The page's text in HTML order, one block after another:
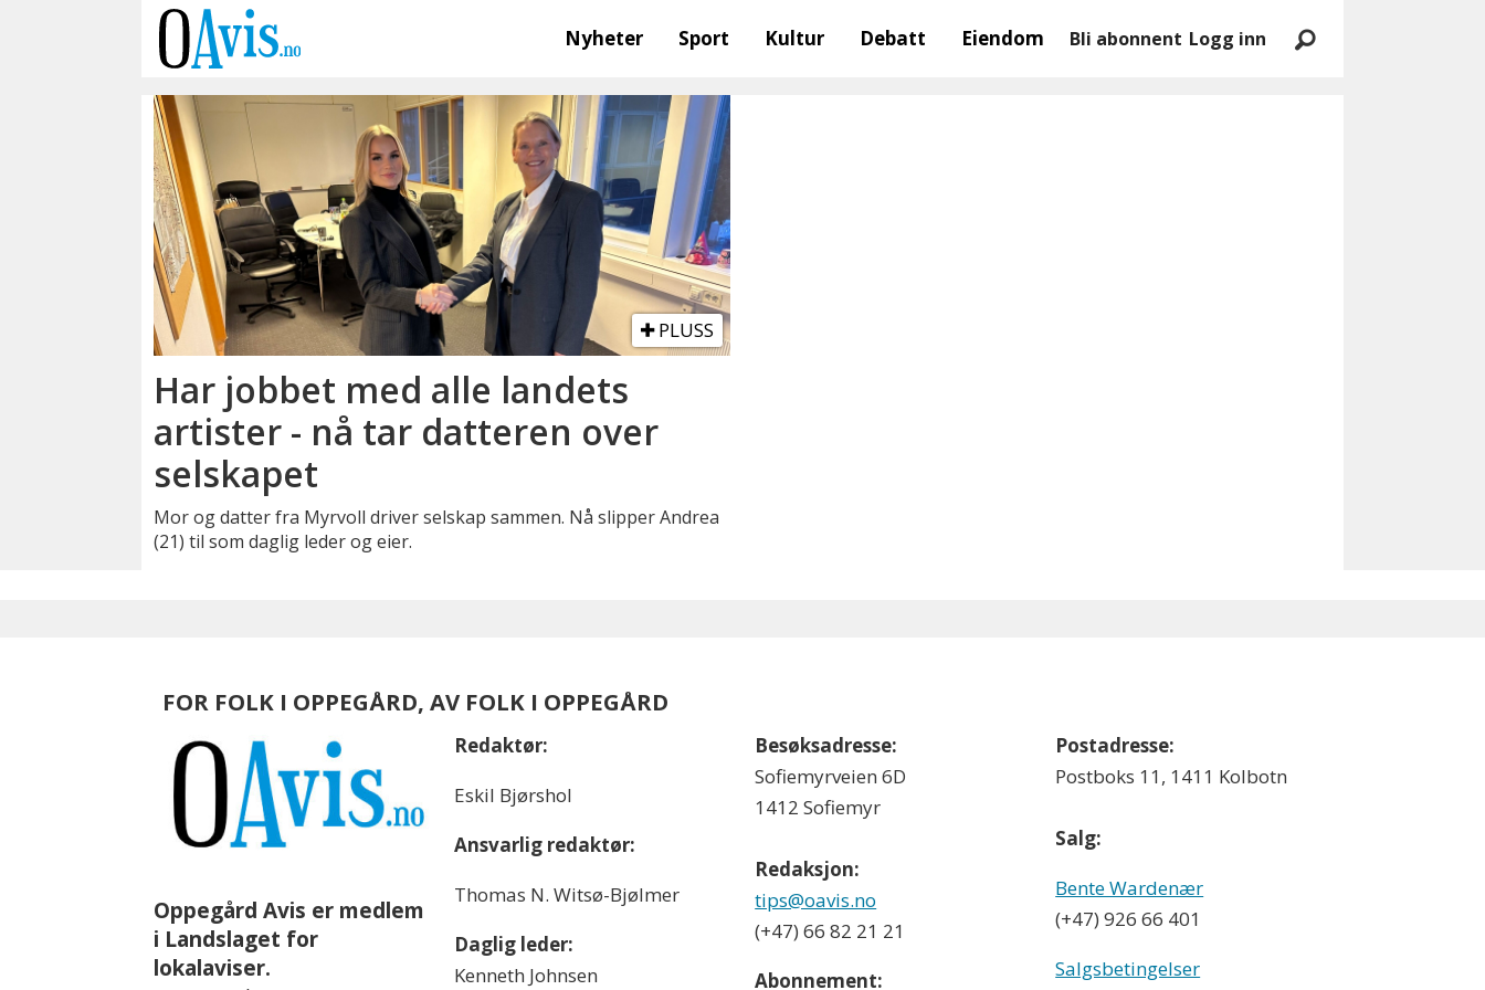
Nyheter Sport Kultur Debatt Eiendom Bli abonnent Logg inn
PLUSS
Har jobbet med alle landets
artister - nå tar datteren over
selskapet
Mor og datter fra Myrvoll driver selskap sammen. Nå slipper Andrea
(21) til som daglig leder og eier.
FOR FOLK I OPPEGÅRD, AV FOLK I OPPEGÅRD
Oppegård Avis er medlem
i Landslaget for
lokalaviser.
Redaktør:
Eskil Bjørshol
Ansvarlig redaktør:
Thomas N. Witsø-Bjølmer
Daglig leder:
Kenneth Johnsen
Besøksadresse:
Sofiemyrveien 6D
1412 Sofiemyr
Redaksjon:
tips@oavis.no
(+47) 66 82 21 21
Abonnement:
Postadresse:
Postboks 11, 1411 Kolbotn
Salg:
Bente Wardenær
(+47) 926 66 401
Salgsbetingelser